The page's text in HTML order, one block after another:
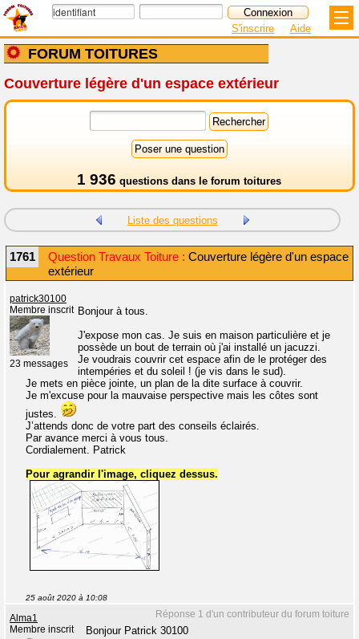
FORUM TOITURES
S'inscrire Aide
Couverture légère d'un espace extérieur
1 936 questions dans le forum toitures
Liste des questions
1761 Question Travaux Toiture : Couverture légère d'un espace
extérieur
patrick30100
Membre inscrit
23 messages
Bonjour à tous.
J'expose mon cas. Je suis en maison particulière et je
possède un bout de terrain où j'ai installé un jacuzzi.
Je voudrais couvrir cet espace afin de le protéger des
intempéries et du soleil ! (je vis dans le sud).
Je mets en pièce jointe, un plan de la dite surface à couvrir.
Je m'excuse pour la mauvaise perspective mais les côtes sont
justes.
J’attends donc de votre part des conseils éclairés.
Par avance merci à vous tous.
Cordialement. Patrick
Pour agrandir l'image, cliquez dessus.
25 août 2020 à 10:08
Réponse 1 d'un contributeur du forum toiture
Alma1
Membre inscrit
Bonjour Patrick 30100